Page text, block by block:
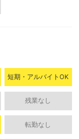
短期・アルバイトOK
残業なし
転勤なし